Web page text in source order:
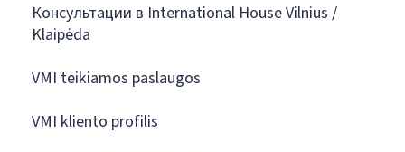
Консультации в International House Vilnius /
Klaipėda
VMI teikiamos paslaugos
VMI kliento profilis